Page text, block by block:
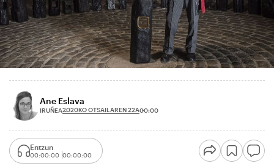
Ane Eslava
IRUÑEA2020KO OTSAILAREN 22A00:00
Entzun
00:00:00 00:00:00